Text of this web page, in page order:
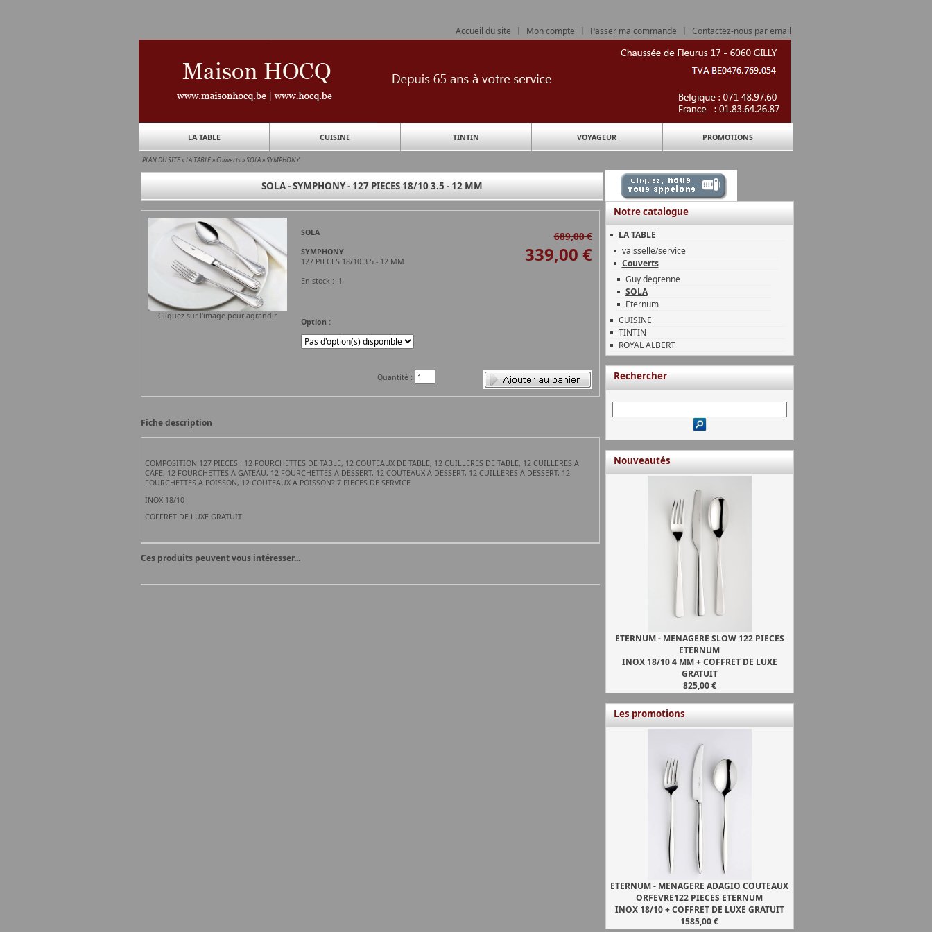
Contactez-nous par email
|
Passer ma commande
|
Mon compte
|
Accueil du site
LA TABLE CUISINE TINTIN VOYAGEUR PROMOTIONS
PLAN DU SITE»LA TABLE»Couverts»SOLA»SYMPHONY
SOLA - SYMPHONY - 127 PIECES 18/10 3.5 - 12 MM
Cliquez sur l'image pour agrandir
SOLA
SYMPHONY
127 PIECES 18/10 3.5 - 12 MM
En stock : 1
689,00 €
339,00 €
Option :
Quantité :
Fiche description
COMPOSITION 127 PIECES : 12 FOURCHETTES DE TABLE, 12 COUTEAUX DE TABLE, 12 CUILLERES DE TABLE, 12 CUILLERES A
CAFE, 12 FOURCHETTES A GATEAU, 12 FOURCHETTES A DESSERT, 12 COUTEAUX A DESSERT, 12 CUILLERES A DESSERT, 12
FOURCHETTES A POISSON, 12 COUTEAUX A POISSON? 7 PIECES DE SERVICE
INOX 18/10
COFFRET DE LUXE GRATUIT
Ces produits peuvent vous intéresser...
Notre catalogue
LA TABLE
vaisselle/service
Couverts
Guy degrenne
SOLA
Eternum
CUISINE
TINTIN
ROYAL ALBERT
Rechercher
Nouveautés
ETERNUM - MENAGERE SLOW 122 PIECES
ETERNUM
INOX 18/10 4 MM + COFFRET DE LUXE
GRATUIT
825,00 €
Les promotions
ETERNUM - MENAGERE ADAGIO COUTEAUX
ORFEVRE122 PIECES ETERNUM
INOX 18/10 + COFFRET DE LUXE GRATUIT
1585,00 €